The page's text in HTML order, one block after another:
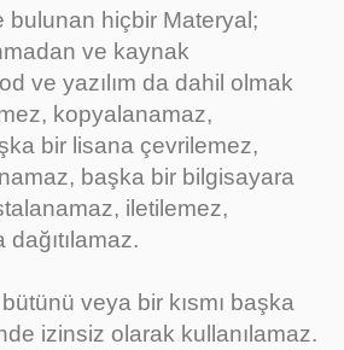
bulunan hiçbir Materyal;
ve kaynak
ve yazılım da dahil olmak
kopyalanamaz,
bir lisana çevrilemez,
başka bir bilgisayara
iletilemez,
veya bir kısmı başka
izinsiz olarak kullanılamaz.